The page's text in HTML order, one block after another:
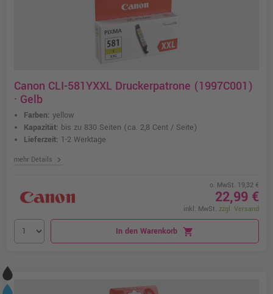
Canon CLI-581YXXL Druckerpatrone (1997C001)
· Gelb
Farben: yellow
Kapazität: bis zu 830 Seiten (ca. 2,8 Cent / Seite)
Lieferzeit: 1-2 Werktage
mehr Details chevron_right
o. MwSt. 19,32 €
22,99 €
inkl. MwSt. zzgl. Versand
In den Warenkorb shopping_cart